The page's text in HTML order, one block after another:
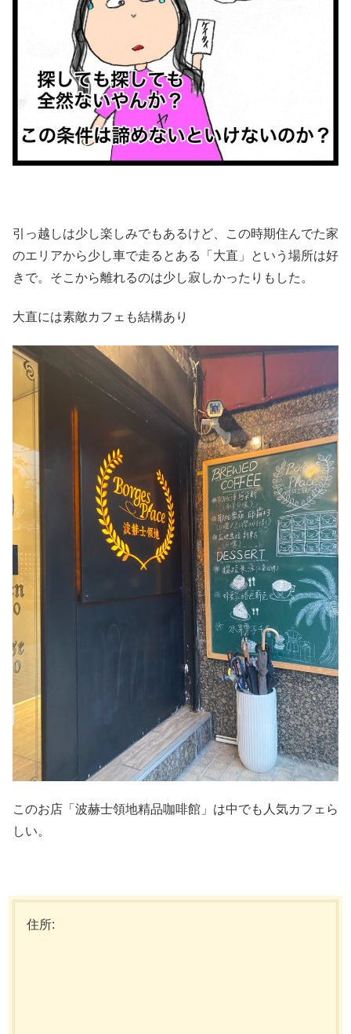
引っ越しは少し楽しみでもあるけど、この時期住んでた家
のエリアから少し車で走るとある「大直」という場所は好
きで。そこから離れるのは少し寂しかったりもした。
大直には素敵カフェも結構あり
このお店「波赫士領地精品咖啡館」は中でも人気カフェら
しい。
住所: